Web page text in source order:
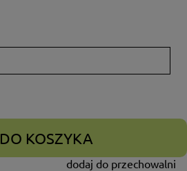
DO KOSZYKA
dodaj do przechowalni